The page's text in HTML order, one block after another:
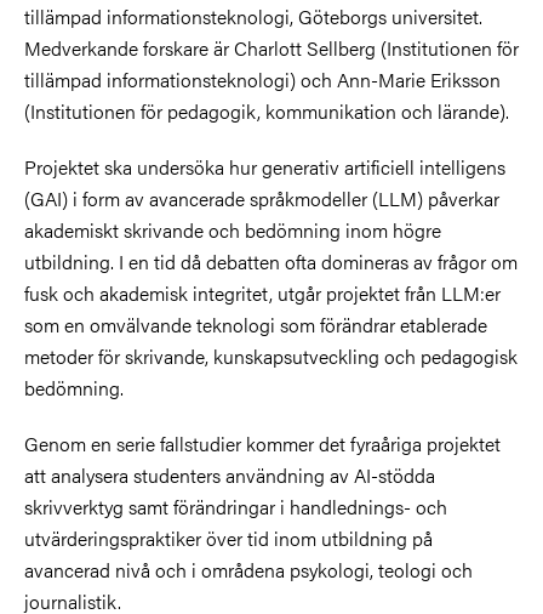
tillämpad informationsteknologi, Göteborgs universitet.
Medverkande forskare är Charlott Sellberg (Institutionen för
tillämpad informationsteknologi) och Ann-Marie Eriksson
(Institutionen för pedagogik, kommunikation och lärande).
Projektet ska undersöka hur generativ artificiell intelligens
(GAI) i form av avancerade språkmodeller (LLM) påverkar
akademiskt skrivande och bedömning inom högre
utbildning. I en tid då debatten ofta domineras av frågor om
fusk och akademisk integritet, utgår projektet från LLM:er
som en omvälvande teknologi som förändrar etablerade
metoder för skrivande, kunskapsutveckling och pedagogisk
bedömning.
Genom en serie fallstudier kommer det fyraåriga projektet
att analysera studenters användning av AI-stödda
skrivverktyg samt förändringar i handlednings- och
utvärderingspraktiker över tid inom utbildning på
avancerad nivå och i områdena psykologi, teologi och
journalistik.